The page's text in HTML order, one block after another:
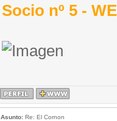
Socio nº 5 -
Asunto:Re: El Cornon